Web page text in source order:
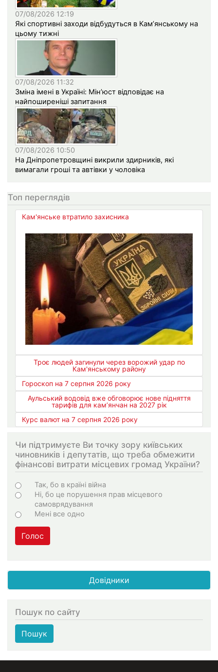
07/08/2026 12:19
Які спортивні заходи відбудуться в Кам’янському на
цьому тижні
07/08/2026 11:32
Зміна імені в Україні: Мін’юст відповідає на
найпоширеніші запитання
07/08/2026 10:50
На Дніпропетровщині викрили здирників, які
вимагали гроші та автівки у чоловіка
Топ переглядів
Кам'янське втратило захисника
Троє людей загинули через ворожий удар по
Кам'янському району
Гороскоп на 7 серпня 2026 року
Аульський водовід вже обговорює нове підняття
тарифів для кам’янчан на 2027 рік
Курс валют на 7 серпня 2026 року
Чи підтримуєте Ви точку зору київських
чиновників і депутатів, що треба обмежити
фінансові витрати місцевих громад України?
Choices
Так, бо в країні війна
Ні, бо це порушення прав місцевого
самоврядування
Мені все одно
Голос
Довідники
Пошук по сайту
Пошук